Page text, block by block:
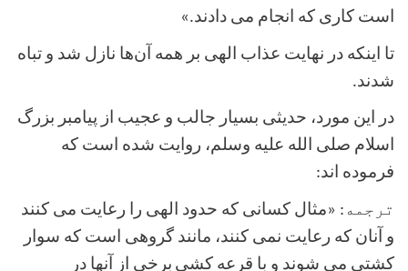
است کاری که انجام می دادند.»
تا اینکه در نهایت عذاب الهی بر همه آن‌ها نازل شد و تباه
شدند.
در این مورد، حدیثی بسیار جالب و عجیب از پیامبر بزرگ
اسلام صلی الله علیه وسلم، روایت شده است که
فرموده ‌اند:
ترجمه: «مثال کسانی که حدود الهی را رعايت می کنند
و آنان که رعايت نمی کنند، مانند گروهی است که سوار
کشتی می شوند و با قرعه کشی برخی از آنها در